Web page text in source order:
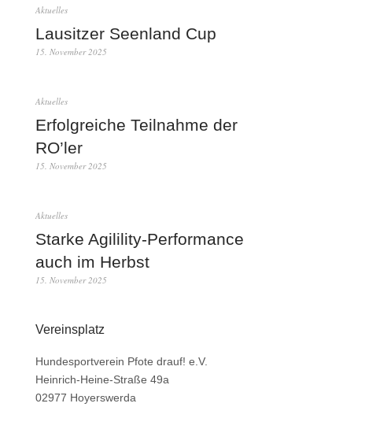
Aktuelles
Lausitzer Seenland Cup
15. November 2025
Aktuelles
Erfolgreiche Teilnahme der
RO’ler
15. November 2025
Aktuelles
Starke Agilility-Performance
auch im Herbst
15. November 2025
Vereinsplatz
Hundesportverein Pfote drauf! e.V.
Heinrich-Heine-Straße 49a
02977 Hoyerswerda